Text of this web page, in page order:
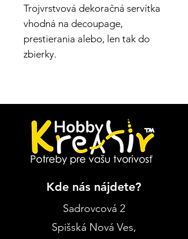
Trojvrstvová dekoračná servítka
vhodná na decoupage,
prestierania alebo, len tak do
zbierky.
Kde nás nájdete?
Sadrovcová 2
Spišská Nová Ves,